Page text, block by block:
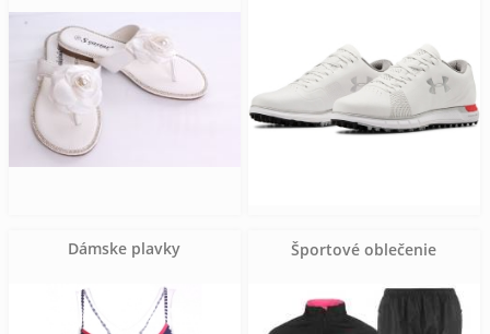
Dámske plavky Športové oblečenie